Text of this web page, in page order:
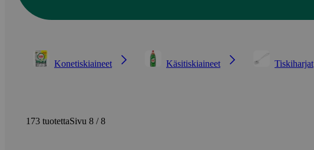
Konetiskiaineet Käsitiskiaineet Tiskiharjat
173 tuotettaSivu 8 / 8